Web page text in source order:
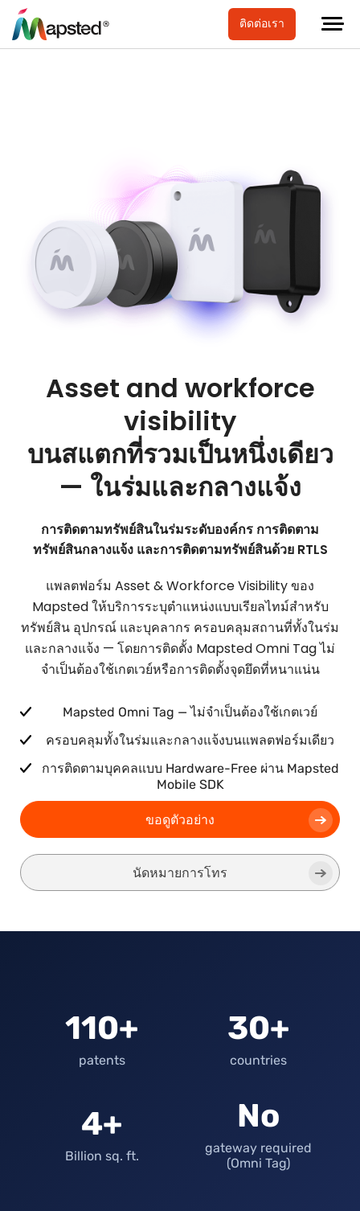
ติดต่อเรา
Asset and workforce
visibility
บนสแตกที่รวมเป็นหนึ่งเดียว
— ในร่มและกลางแจ้ง
การติดตามทรัพย์สินในร่มระดับองค์กร การติดตาม
ทรัพย์สินกลางแจ้ง และการติดตามทรัพย์สินด้วย RTLS
แพลตฟอร์ม Asset & Workforce Visibility ของ
Mapsted ให้บริการระบุตำแหน่งแบบเรียลไทม์สำหรับ
ทรัพย์สิน อุปกรณ์ และบุคลากร ครอบคลุมสถานที่ทั้งในร่ม
และกลางแจ้ง — โดยการติดตั้ง Mapsted Omni Tag ไม่
จำเป็นต้องใช้เกตเวย์หรือการติดตั้งจุดยึดที่หนาแน่น
Mapsted Omni Tag — ไม่จำเป็นต้องใช้เกตเวย์
ครอบคลุมทั้งในร่มและกลางแจ้งบนแพลตฟอร์มเดียว
การติดตามบุคคลแบบ Hardware-Free ผ่าน Mapsted
Mobile SDK
ขอดูตัวอย่าง
นัดหมายการโทร
110+
patents
30+
countries
4+
Billion sq. ft.
No
gateway required
(Omni Tag)